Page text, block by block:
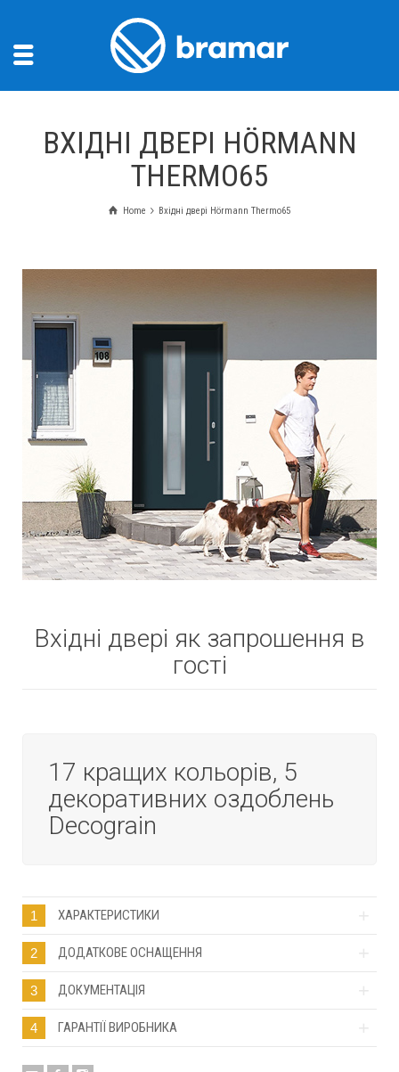
ВХІДНІ ДВЕРІ HÖRMANN
THERMO65
Home Вхідні двері Hörmann Thermo65
Вхідні двері як запрошення в
гості
17 кращих кольорів, 5
декоративних оздоблень
Decograin
1 ХАРАКТЕРИСТИКИ
2 ДОДАТКОВЕ ОСНАЩЕННЯ
3 ДОКУМЕНТАЦІЯ
4 ГАРАНТІЇ ВИРОБНИКА